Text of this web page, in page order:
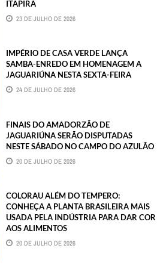
ITAPIRA
23 DE JULHO DE 2026
IMPÉRIO DE CASA VERDE LANÇA
SAMBA-ENREDO EM HOMENAGEM A
JAGUARIÚNA NESTA SEXTA-FEIRA
24 DE JULHO DE 2026
FINAIS DO AMADORZÃO DE
JAGUARIÚNA SERÃO DISPUTADAS
NESTE SÁBADO NO CAMPO DO AZULÃO
20 DE JULHO DE 2026
COLORAU ALÉM DO TEMPERO:
CONHEÇA A PLANTA BRASILEIRA MAIS
USADA PELA INDÚSTRIA PARA DAR COR
AOS ALIMENTOS
20 DE JULHO DE 2026